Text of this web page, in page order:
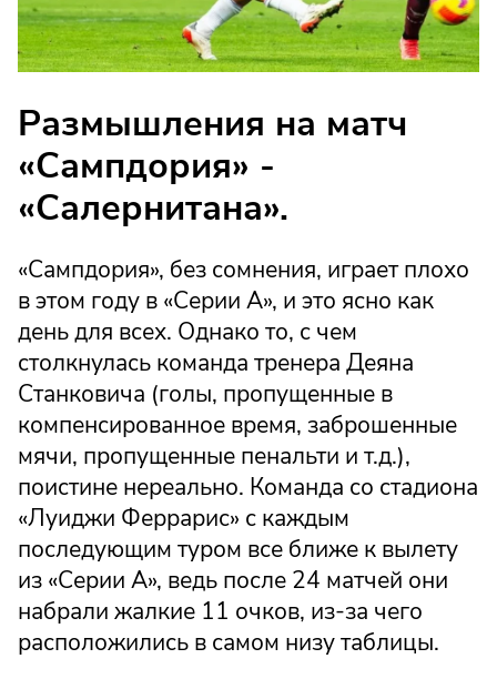
Размышления на матч
«Сампдория» -
«Салернитана».
«Сампдория», без сомнения, играет плохо
в этом году в «Серии А», и это ясно как
день для всех. Однако то, с чем
столкнулась команда тренера Деяна
Станковича (голы, пропущенные в
компенсированное время, заброшенные
мячи, пропущенные пенальти и т.д.),
поистине нереально. Команда со стадиона
«Луиджи Феррарис» с каждым
последующим туром все ближе к вылету
из «Серии А», ведь после 24 матчей они
набрали жалкие 11 очков, из-за чего
расположились в самом низу таблицы.